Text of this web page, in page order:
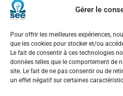
Gérer le
Pour offrir les meilleures expériences,
que les cookies pour stocker et/ou
Le fait de consentir à ces technologies
données telles que le comportement de
site. Le fait de ne pas consentir ou de
un effet négatif sur certaines
Bicentenaire des
Marie Ampère
Mentions légales
N° de SIREN : 785 393 232, Code
communautaire : FR44 785 393